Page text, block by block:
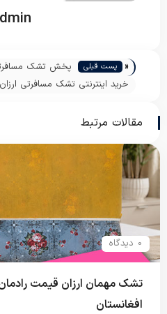
« پست قبلی
پخش تشک
خرید اینترنتی تشک مسافرتی ارزان
مقالات مرتبط
0 دیدگاه
تشک مهمان ارزان قیمت
افغانستان